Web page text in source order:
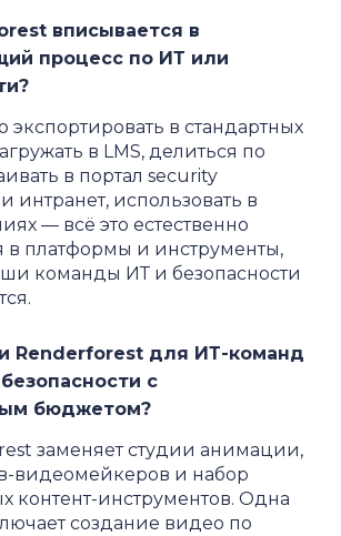
вписывается в
процесс по ИТ или
в стандартных
в LMS, делиться по
в портал security
интранет, использовать в
— всё это естественно
в платформы и инструменты,
команды ИТ и безопасности
Renderforest для ИТ-команд
с
бюджетом?
заменяет студии анимации,
видеомейкеров и набор
контент-инструментов. Одна
создание видео по